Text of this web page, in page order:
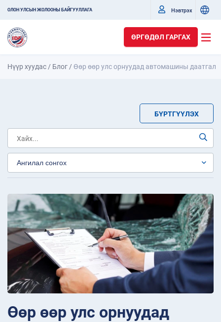
ОЛОН УЛСЫН ЖОЛООНЫ БАЙГУУЛЛАГА Нэвтрэх
ӨРГӨДӨЛ ГАРГАХ
Нүүр хуудас / Блог /Өөр өөр улс орнуудад автомашины даатгал
БҮРТГҮҮЛЭХ
Өөр өөр улс орнуудад